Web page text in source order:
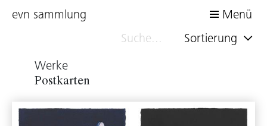
evn sammlung
Menü
Sortierung
Werke
Postkarten